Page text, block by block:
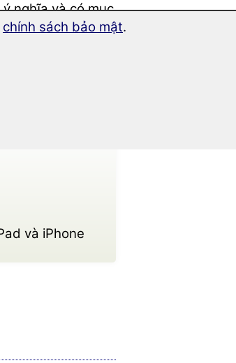
nghĩa và có mục
và iPhone
chính sách bảo mật.